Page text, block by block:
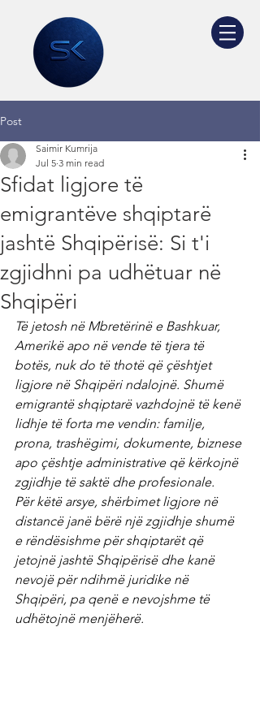
Post
Sfidat ligjore të
emigrantëve shqiptarë
jashtë Shqipërisë: Si t'i
zgjidhni pa udhëtuar në
Shqipëri
Saimir Kumrija
Jul 5 3 min read
Të jetosh në Mbretërinë e Bashkuar,
Amerikë apo në vende të tjera të
botës, nuk do të thotë që çështjet
ligjore në Shqipëri ndalojnë. Shumë
emigrantë shqiptarë vazhdojnë të kenë
lidhje të forta me vendin: familje,
prona, trashëgimi, dokumente, biznese
apo çështje administrative që kërkojnë
zgjidhje të saktë dhe profesionale.
Për këtë arsye, shërbimet ligjore në
distancë janë bërë një zgjidhje shumë
e rëndësishme për shqiptarët që
jetojnë jashtë Shqipërisë dhe kanë
nevojë për ndihmë juridike në
Shqipëri, pa qenë e nevojshme të
udhëtojnë menjëherë.